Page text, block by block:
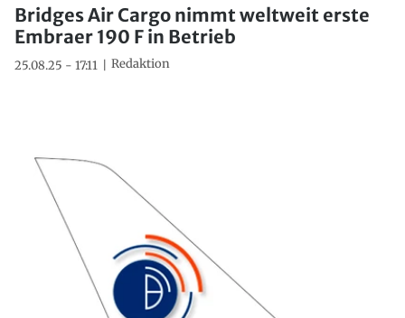
Bridges Air Cargo nimmt weltweit erste
Embraer 190 F in Betrieb
25.08.25 - 17:11 Redaktion